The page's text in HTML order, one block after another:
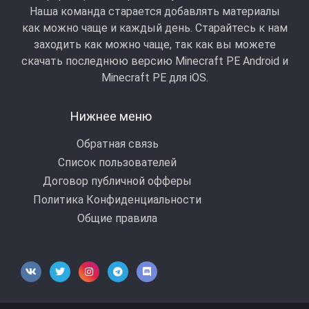
Наша команда старается добавлять материалы
как можно чаще и каждый день. Старайтесь к нам
заходить как можно чаще, так как вы можете
скачать последнюю версию Minecraft PE Android и
Minecraft РЕ для iOS.
Нижнее меню
Обратная связь
Список пользователей
Договор публичной офферы
Политика Конфиденциальности
Общие правила